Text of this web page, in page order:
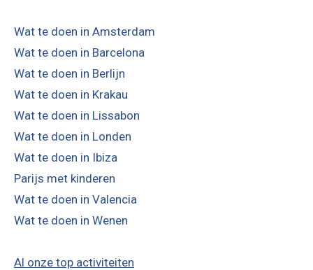
Wat te doen in Amsterdam
Wat te doen in Barcelona
Wat te doen in Berlijn
Wat te doen in Krakau
Wat te doen in Lissabon
Wat te doen in Londen
Wat te doen in Ibiza
Parijs met kinderen
Wat te doen in Valencia
Wat te doen in Wenen
Al onze top activiteiten